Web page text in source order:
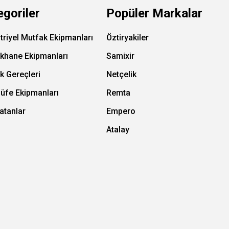
Mutfak Ekipmanları
Ekipmanları
Gereçleri
Ekipmanları
Popüler Markalar
Öztiryakiler
Samixir
Netçelik
Remta
Empero
Atalay